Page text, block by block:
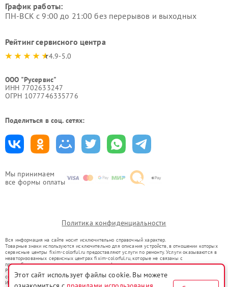
Мы принимаем
все формы оплаты
График работы:
ПН-ВСК с 9:00 до 21:00 без перерывов и выходных
Рейтинг сервисного центра
4.9-5.0
ООО "Русервис"
ИНН 7702633247
ОГРН 1077746335776
Поделиться в соц. сетях:
Политика конфиденциальности
Вся информация на сайте носит исключительно справочный характер.
Товарные знаки используются исключительно для описания устройств, в отношении которых
сервисные центры fixim-colorful.ru предоставляют услуги по ремонту. Услуги оказываются в
неавторизованных сервисных центрах fixim-colorful.ru, которые не связаны с
правообладателями товарных знаков или их официальными представителями.
Ремонт осуществляется для устройств, уже введенных в гражданский оборот в соответствии
со статьей 1487 ГК РФ.
Использование товарных знаков не преследует цели индивидуализации услуг или введения
Этот сайт использует файлы cookie. Вы можете